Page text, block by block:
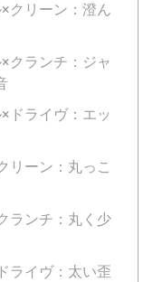
クリーン：澄ん
クランチ：ジャ
ドライヴ：エッ
リーン：丸っこ
ランチ：丸く少
ライヴ：太い歪